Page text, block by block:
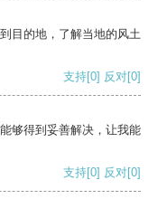
目的地，了解当地的风土
支持[0] 反对[0]
够得到妥善解决，让我能
支持[0] 反对[0]